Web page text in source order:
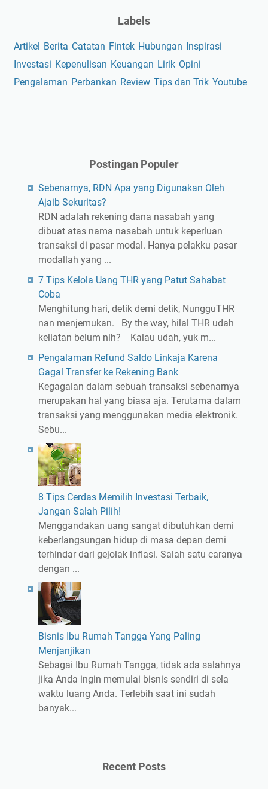
Labels
Artikel Berita Catatan Fintek Hubungan
Inspirasi
Investasi Kepenulisan Keuangan Lirik Opini
Pengalaman Perbankan Review Tips dan Trik Youtube
Postingan Populer
Sebenarnya, RDN Apa yang Digunakan Oleh
Ajaib Sekuritas?
RDN adalah rekening dana nasabah yang
dibuat atas nama nasabah untuk keperluan
transaksi di pasar modal. Hanya pelakku pasar
modallah yang ...
7 Tips Kelola Uang THR yang Patut Sahabat
Coba
Menghitung hari, detik demi detik, NungguTHR
nan menjemukan. By the way, hilal THR udah
keliatan belum nih? Kalau udah, yuk m...
Pengalaman Refund Saldo Linkaja Karena
Gagal Transfer ke Rekening Bank
Kegagalan dalam sebuah transaksi sebenarnya
merupakan hal yang biasa aja. Terutama dalam
transaksi yang menggunakan media elektronik.
Sebu...
8 Tips Cerdas Memilih Investasi Terbaik,
Jangan Salah Pilih!
Menggandakan uang sangat dibutuhkan demi
keberlangsungan hidup di masa depan demi
terhindar dari gejolak inflasi. Salah satu caranya
dengan ...
Bisnis Ibu Rumah Tangga Yang Paling
Menjanjikan
Sebagai Ibu Rumah Tangga, tidak ada salahnya
jika Anda ingin memulai bisnis sendiri di sela
waktu luang Anda. Terlebih saat ini sudah
banyak...
Recent Posts